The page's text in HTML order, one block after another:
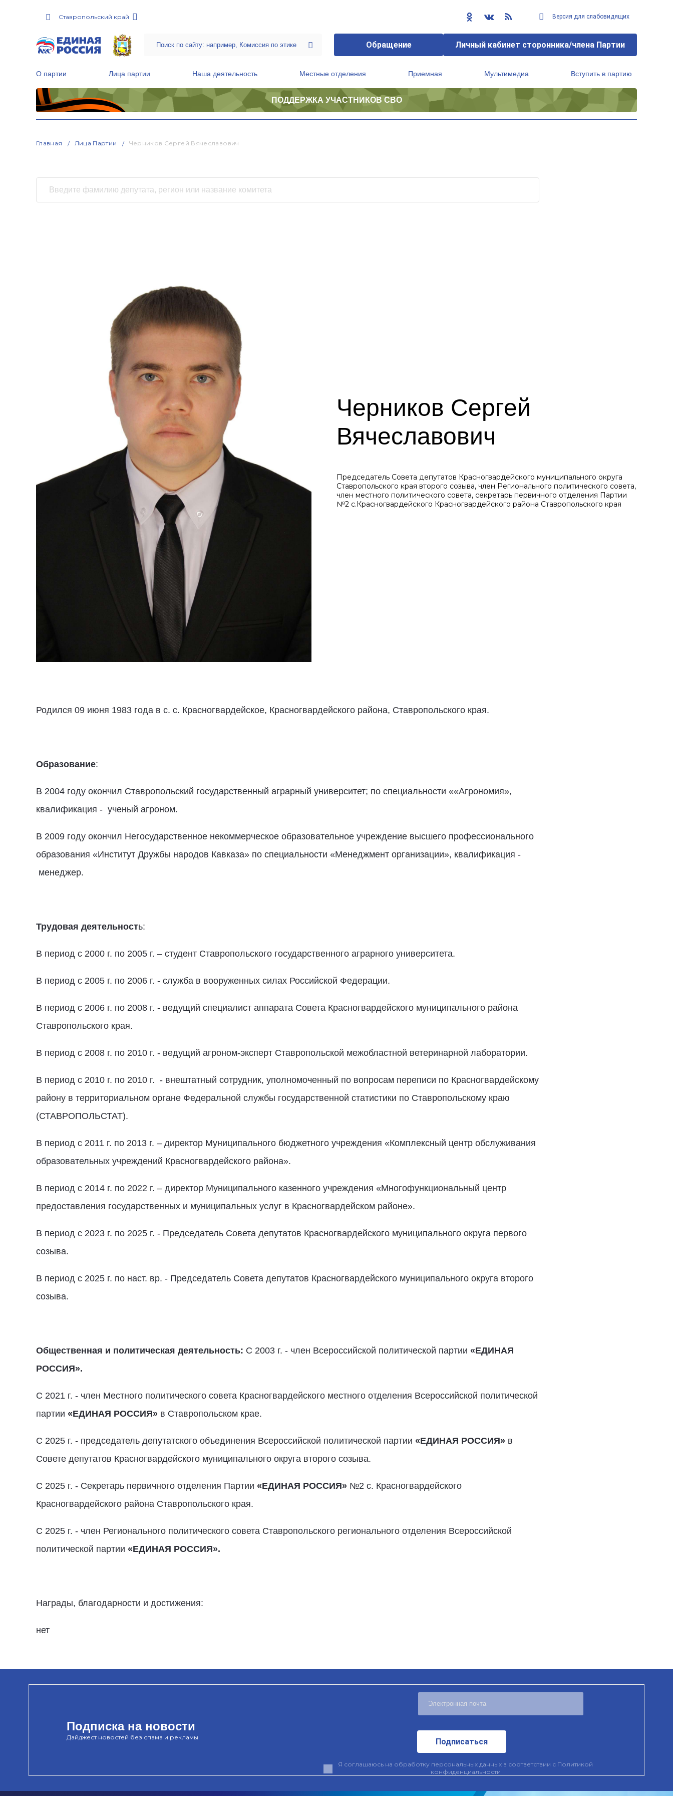
Ставропольский край Версия для слабовидящих
Обращение Личный кабинет сторонника/члена Партии
О партии Лица партии Наша деятельность Местные отделения Приемная Мультимедиа Вступить в партию
ПОДДЕРЖКА УЧАСТНИКОВ СВО
Главная Лица Партии Черников Сергей Вячеславович
Черников Сергей
Вячеславович
Председатель Совета депутатов Красногвардейского муниципального округа
Ставропольского края второго созыва, член Регионального политического совета,
член местного политического совета, секретарь первичного отделения Партии
№2 с.Красногвардейского Красногвардейского района Ставропольского края
Родился 09 июня 1983 года в с. с. Красногвардейское, Красногвардейского района, Ставропольского края.
Образование:
В 2004 году окончил Ставропольский государственный аграрный университет; по специальности ««Агрономия»,
квалификация - ученый агроном.
В 2009 году окончил Негосударственное некоммерческое образовательное учреждение высшего профессионального
образования «Институт Дружбы народов Кавказа» по специальности «Менеджмент организации», квалификация -
менеджер.
Трудовая деятельность:
В период с 2000 г. по 2005 г. – студент Ставропольского государственного аграрного университета.
В период с 2005 г. по 2006 г. - служба в вооруженных силах Российской Федерации.
В период с 2006 г. по 2008 г. - ведущий специалист аппарата Совета Красногвардейского муниципального района
Ставропольского края.
В период с 2008 г. по 2010 г. - ведущий агроном-эксперт Ставропольской межобластной ветеринарной лаборатории.
В период с 2010 г. по 2010 г. - внештатный сотрудник, уполномоченный по вопросам переписи по Красногвардейскому
району в территориальном органе Федеральной службы государственной статистики по Ставропольскому краю
(СТАВРОПОЛЬСТАТ).
В период с 2011 г. по 2013 г. – директор Муниципального бюджетного учреждения «Комплексный центр обслуживания
образовательных учреждений Красногвардейского района».
В период с 2014 г. по 2022 г. – директор Муниципального казенного учреждения «Многофункциональный центр
предоставления государственных и муниципальных услуг в Красногвардейском районе».
В период с 2023 г. по 2025 г. - Председатель Совета депутатов Красногвардейского муниципального округа первого
созыва.
В период с 2025 г. по наст. вр. - Председатель Совета депутатов Красногвардейского муниципального округа второго
созыва.
Общественная и политическая деятельность: С 2003 г. - член Всероссийской политической партии «ЕДИНАЯ
РОССИЯ».
С 2021 г. - член Местного политического совета Красногвардейского местного отделения Всероссийской политической
партии «ЕДИНАЯ РОССИЯ» в Ставропольском крае.
С 2025 г. - председатель депутатского объединения Всероссийской политической партии «ЕДИНАЯ РОССИЯ» в
Совете депутатов Красногвардейского муниципального округа второго созыва.
С 2025 г. - Секретарь первичного отделения Партии «ЕДИНАЯ РОССИЯ» №2 с. Красногвардейского
Красногвардейского района Ставропольского края.
С 2025 г. - член Регионального политического совета Ставропольского регионального отделения Всероссийской
политической партии «ЕДИНАЯ РОССИЯ».
Награды, благодарности и достижения:
нет
Подписка на новости
Дайджест новостей без спама и рекламы Подписаться
Я соглашаюсь на обработку персональных данных в соответствии с Политикой
конфиденциальности